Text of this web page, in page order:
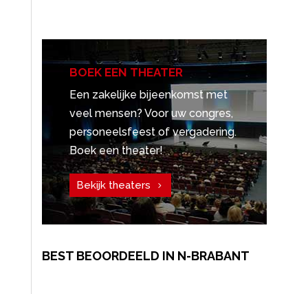
BOEK EEN THEATER
Een zakelijke bijeenkomst met
veel mensen? Voor uw congres,
personeelsfeest of vergadering.
Boek een theater!
Bekijk theaters
BEST BEOORDEELD IN N-BRABANT